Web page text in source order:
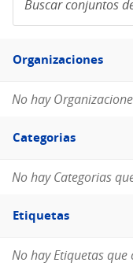
conjuntos
de
Filtro
Organizaciones
No hay
Filtro
Categorias
Categorias
No hay Categorias
Filtro
Etiquetas
Etiquetas
No hay Etiquetas